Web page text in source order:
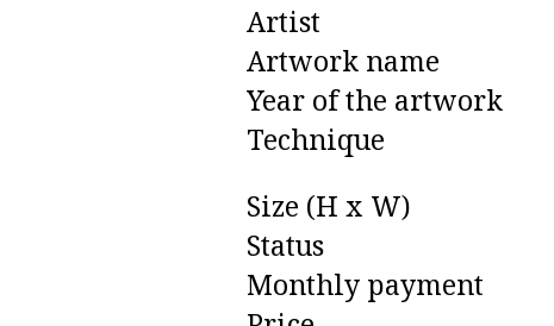
Artist
Artwork name
Year of the artwork
Technique
Size (H x W)
Status
Monthly payment